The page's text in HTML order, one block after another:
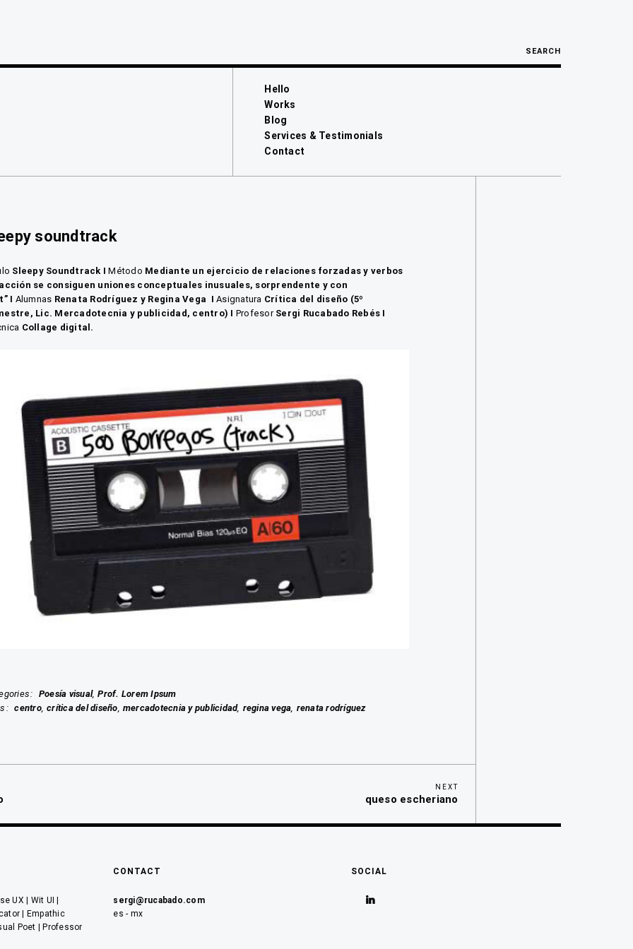
SEARCH
Hello
Works
Blog
Services & Testimonials
Contact
soundtrack
Sleepy Soundtrack I Método Mediante un ejercicio de relaciones forzadas y verbos
se consiguen uniones conceptuales inusuales, sorprendente y con
I Alumnas Renata Rodríguez y Regina Vega I Asignatura Crítica del diseño (5º
Lic. Mercadotecnia y publicidad, centro) I Profesor Sergi Rucabado Rebés I
Collage digital.
Poesía visual Prof. Lorem Ipsum
centro crítica del diseño mercadotecnia y publicidad regina vega renata rodríguez
Next
NEXT
queso escheriano
UX | Wit UI |
| Empathic
Poet | Professor
CONTACT
sergi@rucabado.com
es - mx
SOCIAL